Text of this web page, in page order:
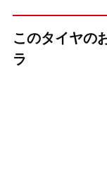
このタイヤの
ラ